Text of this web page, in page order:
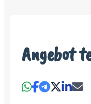
Angebot